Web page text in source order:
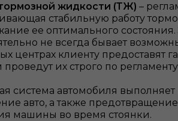
жидкости (ТЖ) –
стабильную работу
ее оптимального
не всегда бывает
центрах клиенту предоставят
проведут их строго по
система автомобиля выполняет
авто, а также
машины во время стоянки.